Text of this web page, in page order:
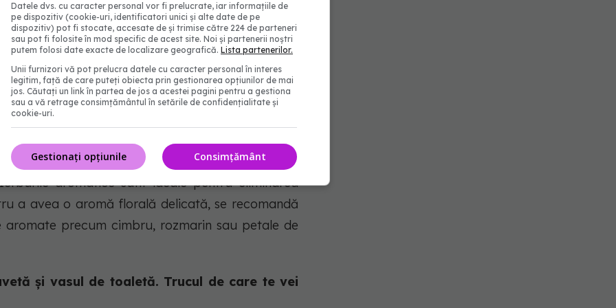
o dată la două săptămâni.
picături din uleiul esențial preferat. Un parfum
hainele parfumate și de fiecare dată când vei
foarte plăcut.
elimină mirosuri urâte
aromatice sunt ideale pentru eliminarea
a avea o aromă florală delicată, se recomandă
precum cimbru, rozmarin sau petale de
și vasul de toaletă. Trucul de care te vei
Datele dvs. cu caracter personal vor fi prelucrate, iar informațiile de
pe dispozitiv (cookie-uri, identificatori unici și alte date de pe
dispozitiv) pot fi stocate, accesate de și trimise către 224 de parteneri
sau pot fi folosite în mod specific de acest site. Noi și partenerii noștri
putem folosi date exacte de localizare geografică. Lista partenerilor.
Unii furnizori vă pot prelucra datele cu caracter personal în interes
legitim, față de care puteți obiecta prin gestionarea opțiunilor de mai
jos. Căutați un link în partea de jos a acestei pagini pentru a gestiona
sau a vă retrage consimțământul în setările de confidențialitate și
cookie-uri.
Consimțământ
Gestionați opțiunile